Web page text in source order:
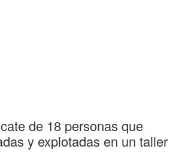
de 18 personas que
y explotadas en un taller